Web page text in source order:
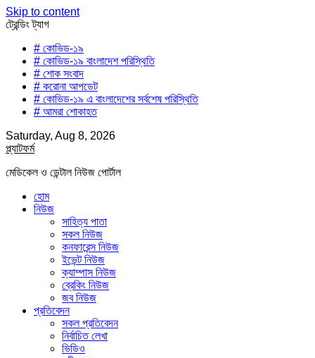
Skip to content
ট্রেন্ডিং ট্যাগ
# কোভিড-১৯
# কোভিড-১৯ বাংলাদেশ পরিস্থিতি
# শোক সংবাদ
# করোনা আপডেট
# কোভিড-১৯ এ বাংলাদেশের সর্বশেষ পরিস্থিতি
# আমরা শোকাহত
Saturday, Aug 8, 2026
প্ল্যাটফর্ম
মেডিকেল ও ডেন্টাল নিউজ পোর্টাল
হোম
নিউজ
সাহিত্য পাতা
সকল নিউজ
কনফারেন্স নিউজ
ইভেন্ট নিউজ
ক্যাম্পাস নিউজ
ব্রেকিং নিউজ
জব নিউজ
প্রতিবেদন
সকল প্রতিবেদন
নির্বাচিত লেখা
ভিডিও